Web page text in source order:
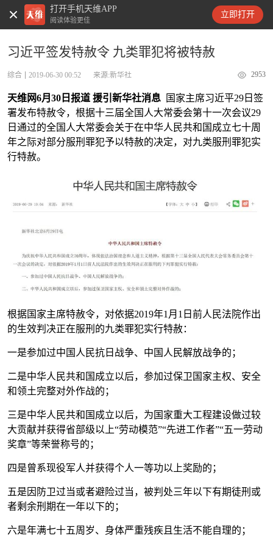
打开手机天维APP
阅读体验更佳
立即打开
天维新闻
习近平签发特赦令 九类罪犯将被特赦
综合 2019-06-30 00:52 来源:新华社 2953
天维网6月30日报道 援引新华社消息
国家主席习近平29日签
署发布特赦令，根据十三届全国人大常委会第十一次会议29
日通过的全国人大常委会关于在中华人民共和国成立七十周
年之际对部分服刑罪犯予以特赦的决定，对九类服刑罪犯实
行特赦。
根据国家主席特赦令，对依据2019年1月1日前人民法院作出
的生效判决正在服刑的九类罪犯实行特赦：
一是参加过中国人民抗日战争、中国人民解放战争的；
二是中华人民共和国成立以后，参加过保卫国家主权、安全
和领土完整对外作战的；
三是中华人民共和国成立以后，为国家重大工程建设做过较
大贡献并获得省部级以上“劳动模范”“先进工作者”“五一劳动
奖章”等荣誉称号的；
四是曾系现役军人并获得个人一等功以上奖励的；
五是因防卫过当或者避险过当，被判处三年以下有期徒刑或
者剩余刑期在一年以下的；
六是年满七十五周岁、身体严重残疾且生活不能自理的；